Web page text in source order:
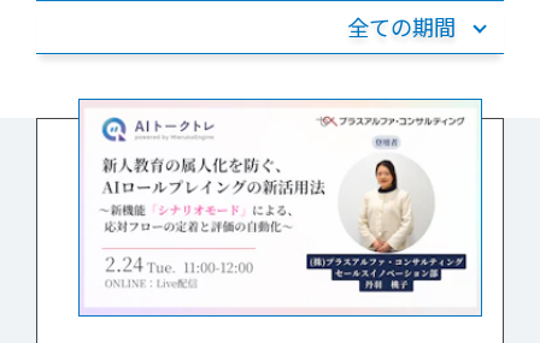
全ての期間